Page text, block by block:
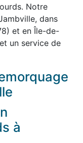
Notre
dans
et en Île-de-
un service de
à